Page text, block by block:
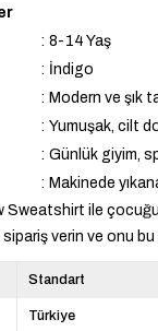
: 8-14 Yaş
: İndigo
: Modern ve şık
: Yumuşak, cilt
: Günlük giyim,
: Makinede
Sweatshirt ile
verin ve onu
Standart
Türkiye